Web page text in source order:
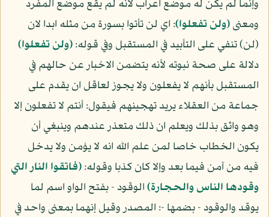
وإنما لم يكن له موضع اعراب لأنه لم يقع موضع المفرد
ومعنى(ولن تفعلوا): اي لن تأتوا بسورة من مثله ابدا لان
(لن) تنفي على التأبيد في المستقبل وفي قوله:(ولن تفعلوا)
دلالة على صحة نبوته لأنه يتضمن الاخبار عن حالهم في
المستقبل بأنهم لا يفعلون ولا يجوز لعاقل ان يقدم على
جماعة من العقلاء يريد تهجينهم فيقول: أنتم لا تفعلون إلا
وهو واثق بذلك ويعلم ان ذلك متعذر عندهم وينبغي أن
يكون الخطاب خاصا لمن علم الله انه لا يؤمن ولا يدخل
فيه من آمن فيما بعد وإلا كان كذبا وقوله:(فاتقوا النار التي
وقودها الناس والحجارة)الوقود - بفتح الواو اسم لما
يوقد والوقود - بضمها -: المصدر وقيل إنهما بمعنى واحد في